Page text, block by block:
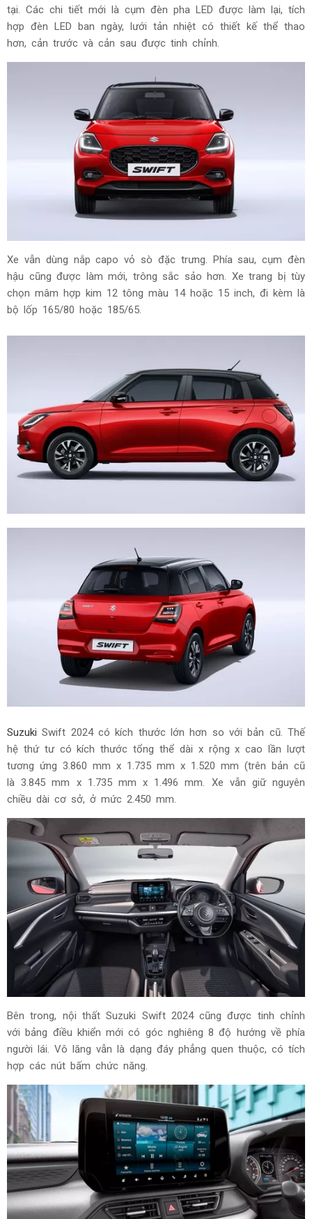
tại. Các chi tiết mới là cụm đèn pha LED được làm lại, tích
hợp đèn LED ban ngày, lưới tản nhiệt có thiết kế thể thao
hơn, cản trước và cản sau được tinh chỉnh.
Xe vẫn dùng nắp capo vỏ sò đặc trưng. Phía sau, cụm đèn
hậu cũng được làm mới, trông sắc sảo hơn. Xe trang bị tùy
chọn mâm hợp kim 12 tông màu 14 hoặc 15 inch, đi kèm là
bộ lốp 165/80 hoặc 185/65.
Suzuki Swift 2024 có kích thước lớn hơn so với bản cũ. Thế
hệ thứ tư có kích thước tổng thể dài x rộng x cao lần lượt
tương ứng 3.860 mm x 1.735 mm x 1.520 mm (trên bản cũ
là 3.845 mm x 1.735 mm x 1.496 mm. Xe vẫn giữ nguyên
chiều dài cơ sở, ở mức 2.450 mm.
Bên trong, nội thất Suzuki Swift 2024 cũng được tinh chỉnh
với bảng điều khiển mới có góc nghiêng 8 độ hướng về phía
người lái. Vô lăng vẫn là dạng đáy phẳng quen thuộc, có tích
hợp các nút bấm chức năng.